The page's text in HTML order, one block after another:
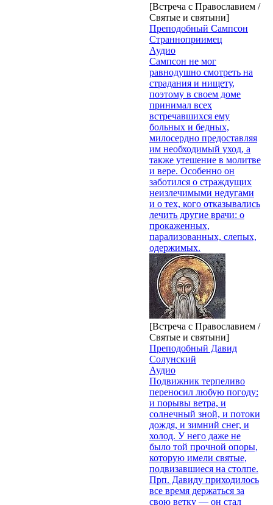
[Встреча с Православием /
Святые и святыни]
Преподобный Сампсон
Странноприимец
Аудио
Сампсон не мог
равнодушно смотреть на
страдания и нищету,
поэто­му в своем доме
принимал всех
встречавшихся ему
больных и бедных,
милосердно предоставляя
им необходимый уход, а
также утешение в молитве
и вере. Особенно он
заботился о страждущих
не­излечимыми недугами
и о тех, кого отказывались
лечить другие врачи: о
прокаженных,
парализованных, слепых,
одержимых.
[Встреча с Православием /
Святые и святыни]
Преподобный Давид
Солунский
Аудио
Подвиж­ник терпеливо
переносил лю­бую погоду:
и порывы ветра, и
солнечный зной, и потоки
дождя, и зимний снег, и
холод. У него даже не
было той проч­ной опоры,
которую имели свя­тые,
подвизавшиеся на столпе.
Прп. Давиду приходилось
все время держаться за
свою вет­ку — он стал